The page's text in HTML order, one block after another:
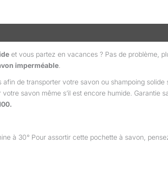
et vous partez en vacances ? Pas de problème,
imperméable.
de transporter votre savon ou shampoing
votre savon même s’il est encore humide. Garantie
à 30° Pour assortir cette pochette à savon,